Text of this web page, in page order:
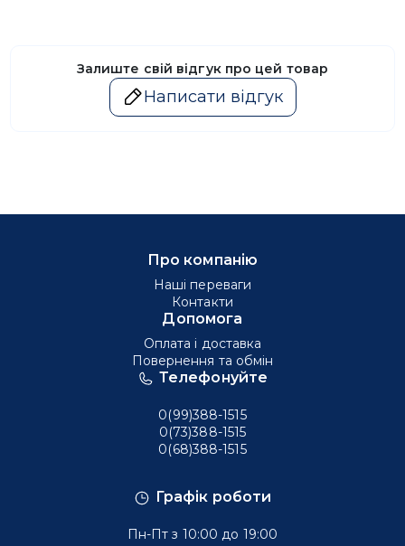
Залиште свій відгук про цей товар
Написати відгук
Графік роботи
Пн-Пт з 10:00 до 19:00
Телефонуйте
0(99)388-1515
0(73)388-1515
0(68)388-1515
Про компанію
Наші переваги
Контакти
Допомога
Оплата і доставка
Повернення та обмін